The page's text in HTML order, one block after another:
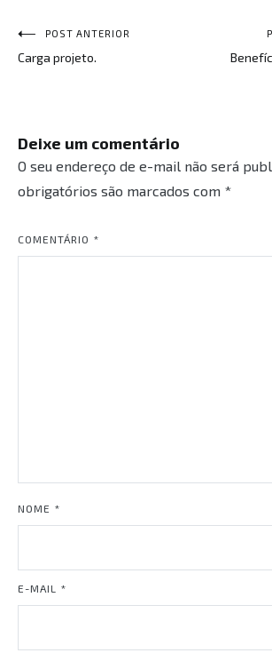
Navegação
POST ANTERIOR
Carga projeto.
Deixe um comentário
O seu endereço de e-mail não será
obrigatórios são marcados com *
COMENTÁRIO *
NOME *
E-MAIL *